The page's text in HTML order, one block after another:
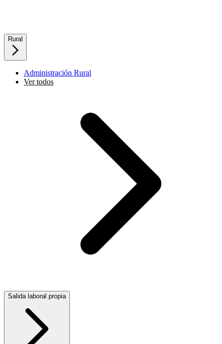
Rural
Administración Rural
Ver todos
Salida laboral propia